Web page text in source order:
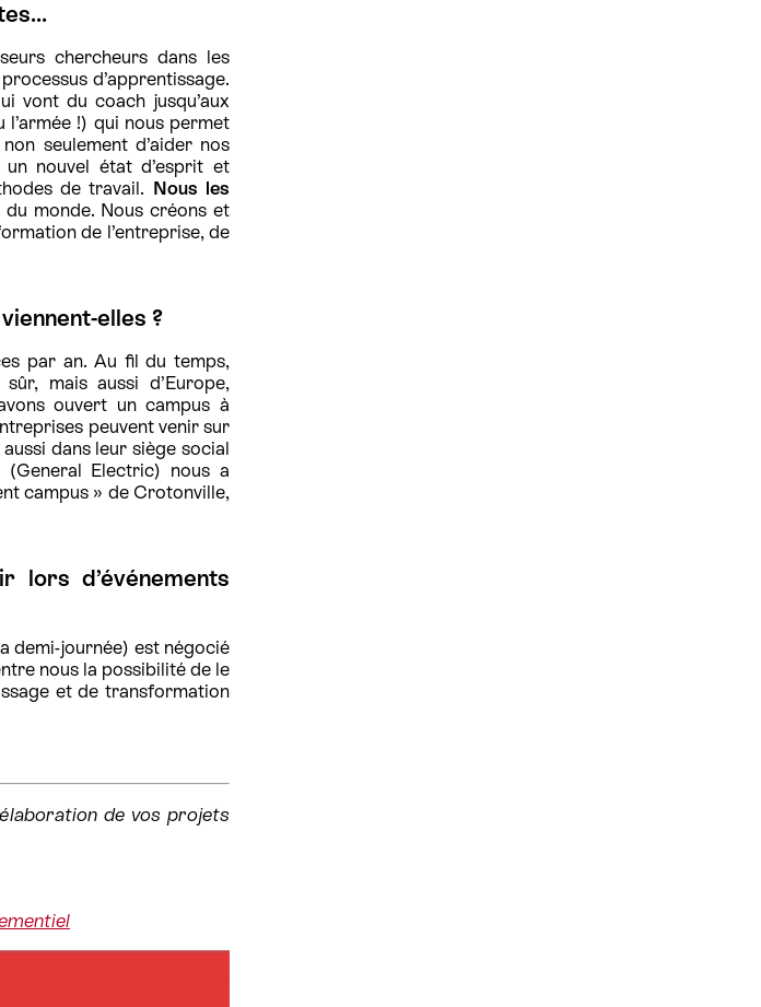
chercheurs dans les
d’apprentissage.
vont du coach jusqu’aux
!) qui nous permet
seulement d’aider nos
nouvel état d’esprit et
de travail. Nous les
monde. Nous créons et
de l’entreprise, de
elles ?
par an. Au fil du temps,
mais aussi d’Europe,
ouvert un campus à
peuvent venir sur
dans leur siège social
Electric) nous a
campus » de Crotonville,
lors d’événements
demi-journée) est négocié
nous la possibilité de le
et de transformation
de vos projets